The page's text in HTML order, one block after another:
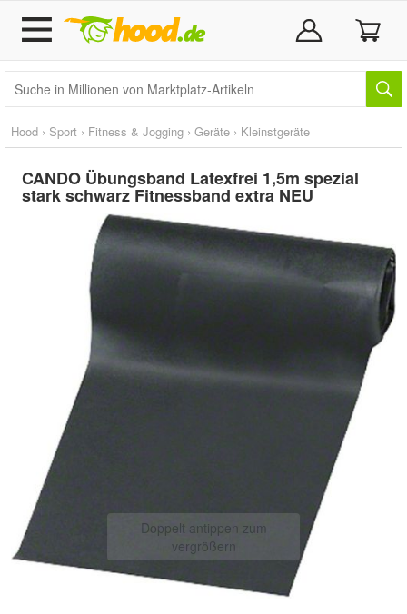
Hood › Sport › Fitness & Jogging › Geräte › Kleinstgeräte
CANDO Übungsband Latexfrei 1,5m spezial
stark schwarz Fitnessband extra NEU
Doppelt antippen zum
vergrößern